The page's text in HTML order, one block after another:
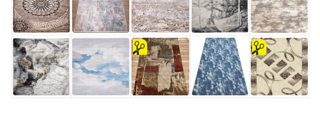
на
отрез
на
отрез